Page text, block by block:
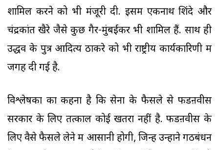
शामिल करने को भी मंजूरी दी. इसमें एकनाथ शिंदे और
चंद्रकांत खैरे जैसे कुछ गैर-मुंबईकर भी शामिल हैं. साथ ही
उद्धव के पुत्र आदित्य ठाकरे को भी राष्ट्रीय कार्यकारिणी में
जगह दी गई है.
विश्लेषकों का कहना है कि सेना के फैसले से फडऩवीस
सरकार के लिए तत्काल कोई खतरा नहीं है. फडऩवीस के
लिए वैसे फैसले लेने में आसानी होगी, जिन्हें उन्होंने गठबंधन